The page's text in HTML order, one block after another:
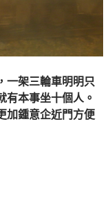
一架三輪車明明只
有本事坐十個人。
加鍾意企近門方便